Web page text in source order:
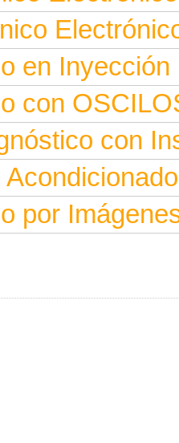
en
con
con
por